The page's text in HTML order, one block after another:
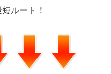
ルート！